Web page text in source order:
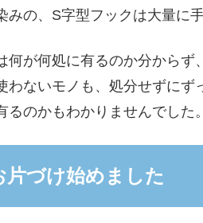
みの、S字型フックは大量に
何が何処に有るのか分からず
わないモノも、処分せずにず
るのかもわかりませんでした。
片づけ始めました